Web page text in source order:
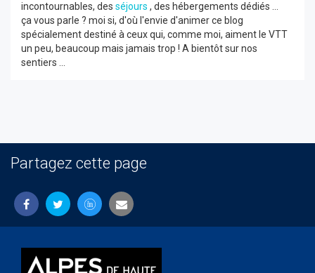
incontournables, des séjours , des hébergements dédiés ...
ça vous parle ? moi si, d'où l'envie d'animer ce blog
spécialement destiné à ceux qui, comme moi, aiment le VTT
un peu, beaucoup mais jamais trop ! A bientôt sur nos
sentiers ...
Partagez cette page